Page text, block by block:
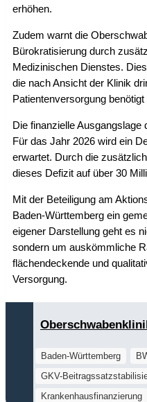
erhöhen.
Zudem warnt die
Bürokratisierung durch
Medizinischen Dienstes.
die nach Ansicht der Klinik
Patientenversorgung benötigt
Die finanzielle
Für das Jahr 2026 wird ein
erwartet. Durch die
dieses Defizit auf über 30
Mit der Beteiligung am
Baden-Württemberg ein
eigener Darstellung geht es
sondern um auskömmliche
flächendeckende und
Versorgung.
Baden-Württemberg
GKV-
Krankenhausfinanzierung